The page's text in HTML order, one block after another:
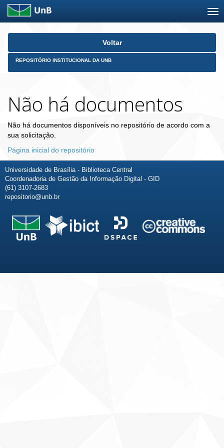
Skip
Voltar
REPOSITÓRIO INSTITUCIONAL DA UNB
Não há documentos
Não há documentos disponíveis no repositório de acordo com a
sua solicitação.
Página inicial do repositório
Universidade de Brasília - Biblioteca Central
Coordenadoria de Gestão da Informação Digital - GID
(61) 3107-2683
repositorio@unb.br